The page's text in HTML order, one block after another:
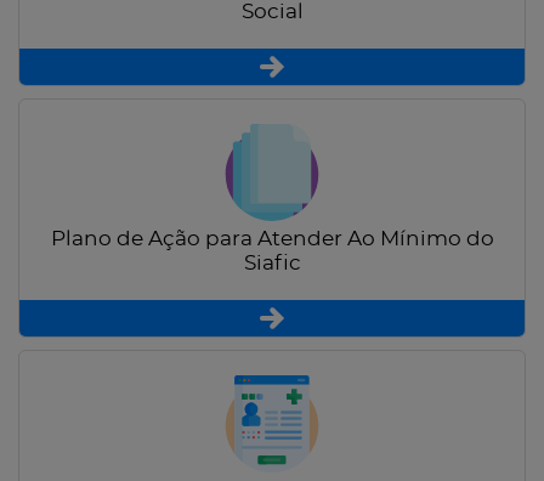
Social
Plano de Ação para Atender Ao Mínimo do
Siafic